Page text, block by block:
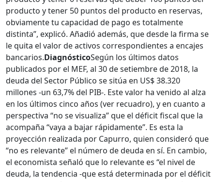
producto y tener 50 puntos del producto en reservas,
obviamente tu capacidad de pago es totalmente
distinta”, explicó. Añadió además, que desde la firma se
le quita el valor de activos correspondientes a encajes
bancarios.DiagnósticoSegún los últimos datos
publicados por el MEF, al 30 de setiembre de 2018, la
deuda del Sector Público se sitúa en US$ 38.320
millones -un 63,7% del PIB-. Este valor ha venido al alza
en los últimos cinco años (ver recuadro), y en cuanto a
perspectiva “no se visualiza” que el déficit fiscal que la
acompaña “vaya a bajar rápidamente”. Es esta la
proyección realizada por Capurro, quien consideró que
“no es relevante” el número de deuda en sí. En cambio,
el economista señaló que lo relevante es “el nivel de
deuda, la tendencia -que está determinada por el déficit